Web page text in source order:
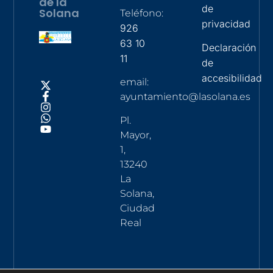
Solana Teléfono:
926
63 10
11
email:
ayuntamiento@lasolana.es
Pl.
Mayor,
1,
13240
La
Solana,
Ciudad
Real
de
privacidad
Declaración
de
accesibilidad